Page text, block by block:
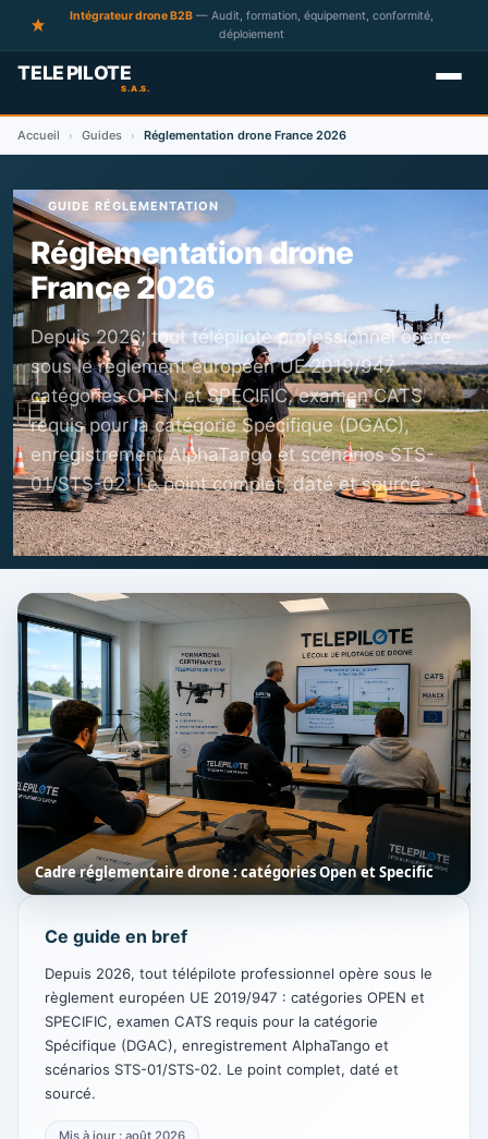
Intégrateur drone B2B — Audit, formation, équipement, conformité,
déploiement
Accueil › Guides › Réglementation drone France 2026
GUIDE RÉGLEMENTATION
Réglementation drone
France 2026
Depuis 2026, tout télépilote professionnel opère
sous le règlement européen UE 2019/947 :
catégories OPEN et SPECIFIC, examen CATS
requis pour la catégorie Spécifique (DGAC),
enregistrement AlphaTango et scénarios STS-
01/STS-02. Le point complet, daté et sourcé.
Cadre réglementaire drone : catégories Open et Specific
Ce guide en bref
Depuis 2026, tout télépilote professionnel opère sous le
règlement européen UE 2019/947 : catégories OPEN et
SPECIFIC, examen CATS requis pour la catégorie
Spécifique (DGAC), enregistrement AlphaTango et
scénarios STS-01/STS-02. Le point complet, daté et
sourcé.